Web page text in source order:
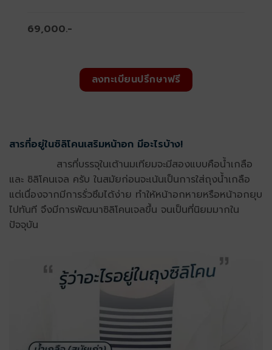
69,000.-
ลงทะเบียนปรึกษาฟรี
สารที่อยู่ในซิลิโคนเสริมหน้าอก มีอะไรบ้าง!
สารที่บรรจุในเต้านมเทียมจะมีสองแบบคือน้ำเกลือ
และ ซิลิโคนเจล ครับ ในสมัยก่อนจะเน้นเป็นการใส่ถุงน้ำเกลือ
แต่เนื่องจากมีการรั่วซึมได้ง่าย ทำให้หน้าอกหายหรือหน้าอกยุบ
ไปทันที จึงมีการพัฒนาซิลิโคนเจลขึ้น จนเป็นที่นิยมมากใน
ปัจจุบัน